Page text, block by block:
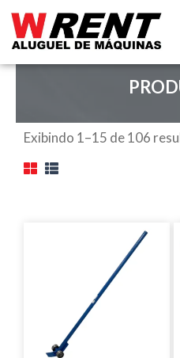
para
conteúdo
Exibindo 1–15 de 106